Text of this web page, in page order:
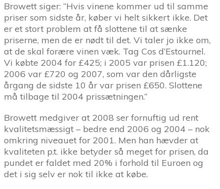
Browett siger: “Hvis vinene kommer ud til samme
priser som sidste år, køber vi helt sikkert ikke. Det
er et stort problem at få slottene til at sænke
priserne, men de er nødt til det. Vi taler jo ikke om,
at de skal forære vinen væk. Tag Cos d’Estournel.
Vi købte 2004 for £425; i 2005 var prisen £1.120;
2006 var £720 og 2007, som var den dårligste
årgang de sidste 10 år var prisen £650. Slottene
må tilbage til 2004 prissætningen.”
Browett medgiver at 2008 ser fornuftig ud rent
kvalitetsmæssigt – bedre end 2006 og 2004 – nok
omkring niveauet for 2001. Men han hævder at
kvaliteten p.t. ikke betyder så meget for prisen, da
pundet er faldet med 20% i forhold til Euroen og
det i sig selv er nok til ikke at købe.